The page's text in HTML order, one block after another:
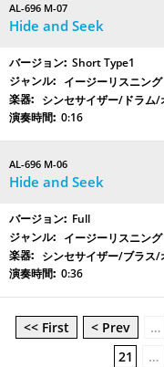
AL-696 M-07
Hide and Seek
Short Type1
イージーリスニング
シンセサイザー/ドラム
0:16
AL-696 M-06
Hide and Seek
Full
イージーリスニング
シンセサイザー/ブラス
0:36
<< First < Prev …
21
…